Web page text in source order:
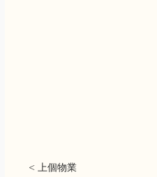
< 上個物業